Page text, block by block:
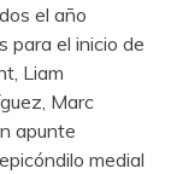
el año
para el inicio de
Liam
Marc
apunte
medial